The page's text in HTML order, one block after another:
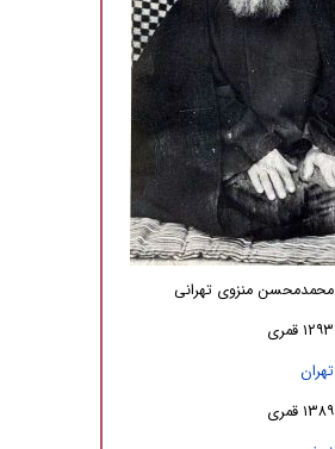
محمدمحسن منزوی تهرانی
۱۲۹۳ قمری
تهران
۱۳۸۹ قمری